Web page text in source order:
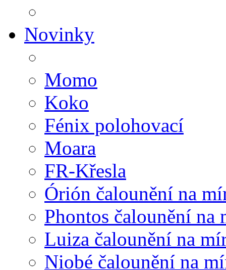
Novinky
Momo
Koko
Fénix polohovací
Moara
FR-Křesla
Órión čalounění na
Phontos čalounění na
Luiza čalounění na
Niobé čalounění na